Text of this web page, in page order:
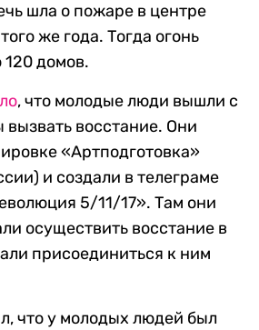
шла о пожаре в центре
же года. Тогда огонь
домов.
, что молодые люди вышли с
вызвать восстание. Они
«Артподготовка»
и создали в телеграме
5/11/17». Там они
осуществить восстание в
присоединиться к ним
что у молодых людей был